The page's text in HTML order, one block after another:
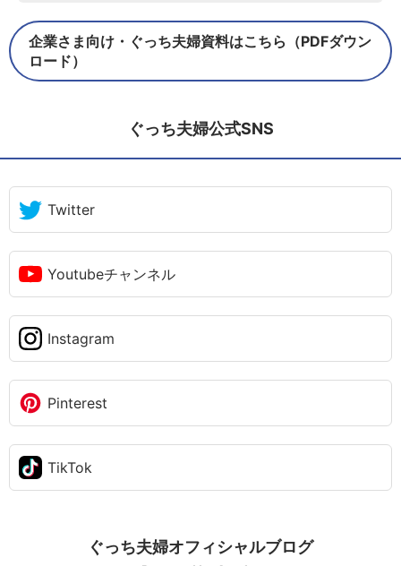
企業さま向け・ぐっち夫婦資料はこちら（PDFダウン
ロード）
ぐっち夫婦公式SNS
Twitter
Youtubeチャンネル
Instagram
Pinterest
TikTok
ぐっち夫婦オフィシャルブログ